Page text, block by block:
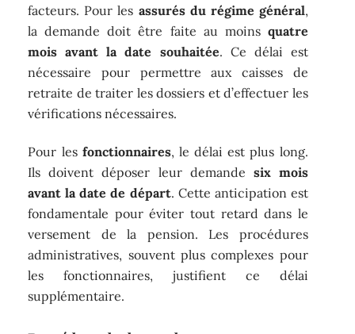
facteurs. Pour les assurés du régime général,
la demande doit être faite au moins quatre
mois avant la date souhaitée. Ce délai est
nécessaire pour permettre aux caisses de
retraite de traiter les dossiers et d’effectuer les
vérifications nécessaires.
Pour les fonctionnaires, le délai est plus long.
Ils doivent déposer leur demande six mois
avant la date de départ. Cette anticipation est
fondamentale pour éviter tout retard dans le
versement de la pension. Les procédures
administratives, souvent plus complexes pour
les fonctionnaires, justifient ce délai
supplémentaire.